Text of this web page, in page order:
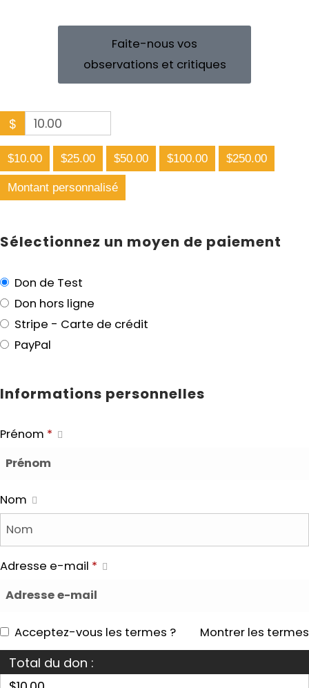
Faite-nous vos
observations et critiques
$
$10.00 $25.00 $50.00 $100.00 $250.00
Montant personnalisé
Sélectionnez un moyen de paiement
Don de Test
Don hors ligne
Stripe - Carte de crédit
PayPal
Informations personnelles
Prénom *
Nom
Adresse e-mail *
Montrer les termes
Acceptez-vous les termes ?
Total du don :